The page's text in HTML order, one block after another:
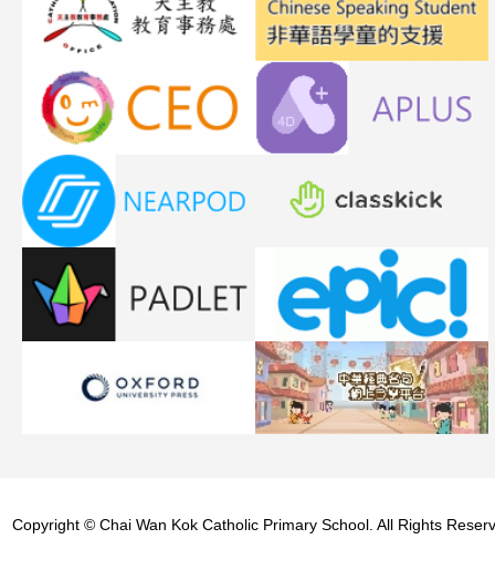
Copyright © Chai Wan Kok Catholic Primary School. All Rights